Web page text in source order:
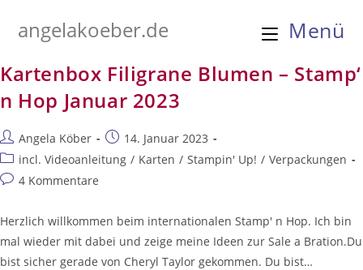
Inhaltangelakoeber.de Menü
Kartenbox Filigrane Blumen – Stamp‘
n Hop Januar 2023
Beitrags-
Autor:
Angela Köber
Beitrag
veröffentlicht:
14. Januar 2023
Beitrags-
Kategorie:
incl. Videoanleitung / Karten / Stampin' Up! / Verpackungen
Beitrags-
4 Kommentare
Herzlich willkommen beim internationalen Stamp' n Hop. Ich bin
mal wieder mit dabei und zeige meine Ideen zur Sale a Bration.Du
bist sicher gerade von Cheryl Taylor gekommen. Du bist…